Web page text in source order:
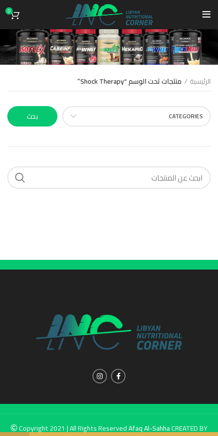
0
Shock Therapy
الرئيسية منتجات تحت الوسم “Shock Therapy”
CATEGORIES بحث
Copyright 2021 | All Rights ReservedAfaq Al-SahhaCREATED BY